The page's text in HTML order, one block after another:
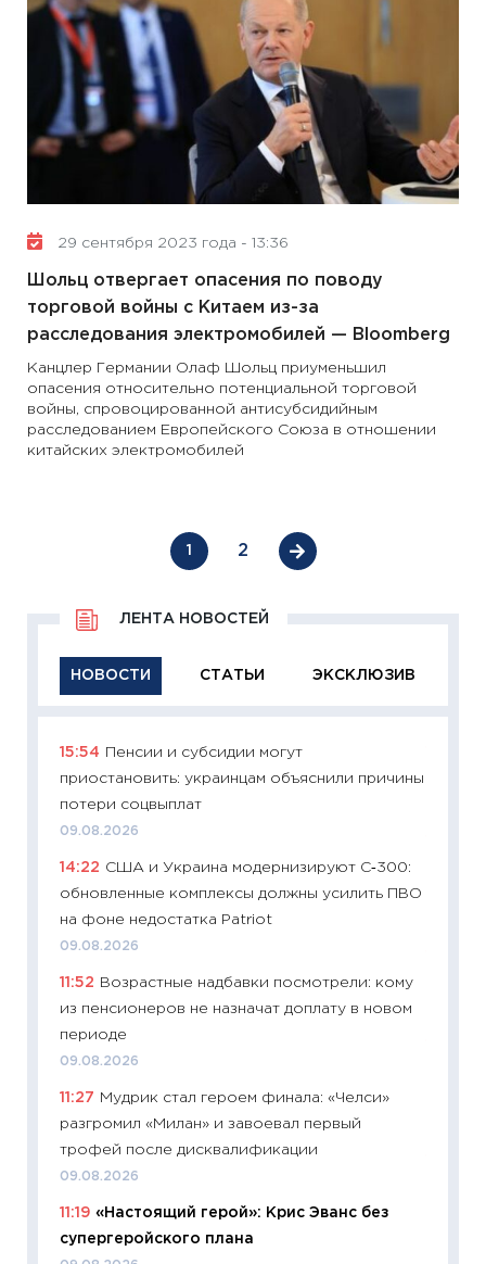
29 сентября 2023 года - 13:36
Шольц отвергает опасения по поводу
торговой войны с Китаем из-за
расследования электромобилей — Bloomberg
Канцлер Германии Олаф Шольц приуменьшил
опасения относительно потенциальной торговой
войны, спровоцированной антисубсидийным
расследованием Европейского Союза в отношении
китайских электромобилей
1 2
НОВОСТИ СТАТЬИ ЭКСКЛЮЗИВ
ЛЕНТА НОВОСТЕЙ
15:54
Пенсии и субсидии могут
приостановить: украинцам объяснили причины
потери соцвыплат
09.08.2026
14:22 США и Украина модернизируют С‑300:
обновленные комплексы должны усилить ПВО
на фоне недостатка Patriot
09.08.2026
11:52
Возрастные надбавки посмотрели: кому
из пенсионеров не назначат доплату в новом
периоде
09.08.2026
11:27 Мудрик стал героем финала: «Челси»
разгромил «Милан» и завоевал первый
трофей после дисквалификации
09.08.2026
11:19 «Настоящий герой»: Крис Эванс без
супергеройского плана